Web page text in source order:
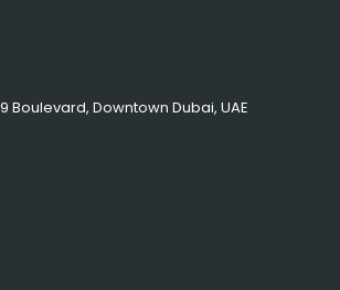
Boulevard, Downtown Dubai, UAE